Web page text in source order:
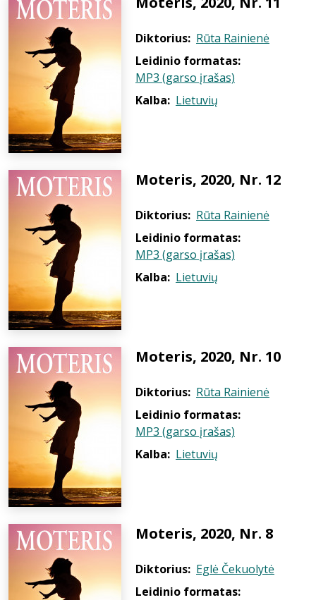
Diktorius: Rūta Rainienė
Leidinio formatas:
MP3 (garso įrašas)
Kalba: Lietuvių
Moteris, 2020, Nr. 12
Diktorius: Rūta Rainienė
Leidinio formatas:
MP3 (garso įrašas)
Kalba: Lietuvių
Moteris, 2020, Nr. 10
Diktorius: Rūta Rainienė
Leidinio formatas:
MP3 (garso įrašas)
Kalba: Lietuvių
Moteris, 2020, Nr. 8
Diktorius: Eglė Čekuolytė
Leidinio formatas: